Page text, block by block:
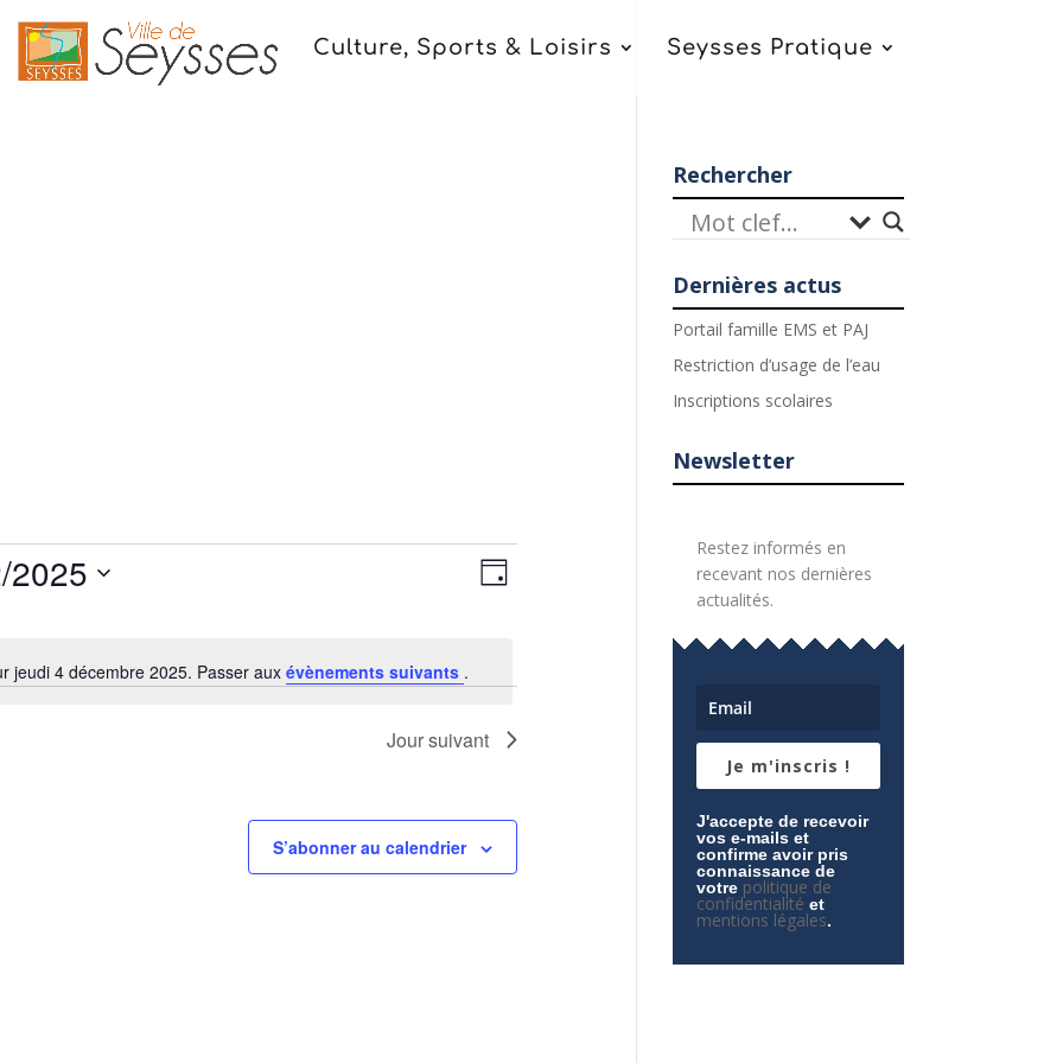
Culture, Sports & Loisirs Seysses Pratique
Notice
jeudi 4 décembre 2025. Passer auxévènements suivants .
Navigation
par
Navigation
de
Jour
2025
Jour suivant
S’abonner au calendrier
Rechercher
Dernières actus
Portail famille EMS et PAJ
Restriction d’usage de l’eau
Inscriptions scolaires
Newsletter
Restez informés en
recevant nos dernières
actualités.
Je m'inscris !
J'accepte de recevoir
vos e-mails et
confirme avoir pris
connaissance de
votre politique de
confidentialité et
mentions légales.